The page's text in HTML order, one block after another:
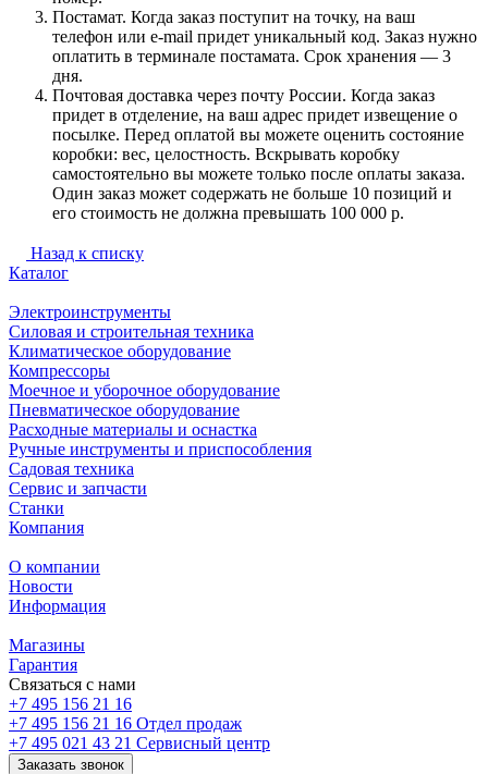
Постамат. Когда заказ поступит на точку, на ваш
телефон или e-mail придет уникальный код. Заказ нужно
оплатить в терминале постамата. Срок хранения — 3
дня.
Почтовая доставка через почту России. Когда заказ
придет в отделение, на ваш адрес придет извещение о
посылке. Перед оплатой вы можете оценить состояние
коробки: вес, целостность. Вскрывать коробку
самостоятельно вы можете только после оплаты заказа.
Один заказ может содержать не больше 10 позиций и
его стоимость не должна превышать 100 000 р.
Назад к списку
Каталог
Электроинструменты
Силовая и строительная техника
Климатическое оборудование
Компрессоры
Моечное и уборочное оборудование
Пневматическое оборудование
Расходные материалы и оснастка
Ручные инструменты и приспособления
Садовая техника
Сервис и запчасти
Станки
Компания
О компании
Новости
Информация
Магазины
Гарантия
Связаться с нами
+7 495 156 21 16
+7 495 156 21 16 Отдел продаж
+7 495 021 43 21 Cервисный центр
Заказать звонок